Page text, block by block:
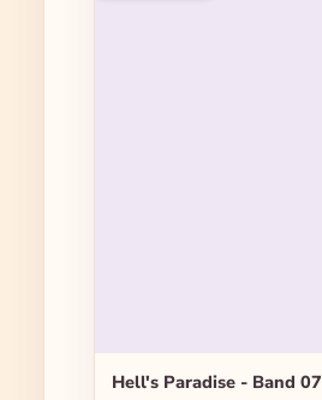
Hell's Paradise - Band 07